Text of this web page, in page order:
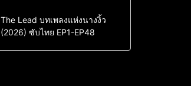
Drama
ซีรี่ย์จีน
ซีรี่ย์จีนซับไทย
The Lead บทเพลงแห่งนางงิ้ว
(2026) ซับไทย EP1-EP48